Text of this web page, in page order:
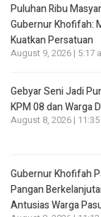
Puluhan Ribu
Gubernur Khofifah:
Kuatkan Persatuan
August 9, 2026 | 5:17
Gebyar Seni Jadi
KPM 08 dan Warga
August 8, 2026 |
Gubernur Khofifah
Pangan
Antusias Warga